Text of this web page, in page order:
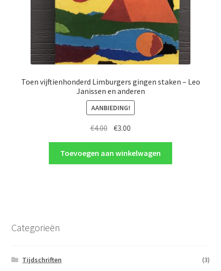
Toen vijftienhonderd Limburgers gingen staken – Leo
Janissen en anderen
AANBIEDING!
€4.00 Oorspronkelijke
was:
€4.00.
€3.00
is:
€3.00.
Toevoegen aan winkelwagen
Categorieën
Tijdschriften
(3)